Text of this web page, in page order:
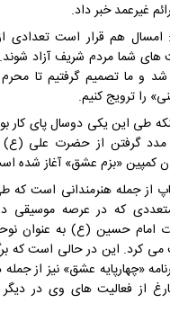
غیرعمد خبر داد.
هم قرار است تعدادی از
های شما مردم شریف آزاد
و ما تصمیم گرفتیم تا محرم
را ترویج کنیم.
طی این یکی دوسال پای کار
مدد گرفتن از حضرت علی (ع)
کمپین «بزم عشق» آغاز شده
از جمله هنرمندانی است
که در عرصه موسیقی
امام حسین (ع) به عنوان
می کرد. این در حالی است که
«چهارپایه عشق» نیز از
از فعالیت های وی در